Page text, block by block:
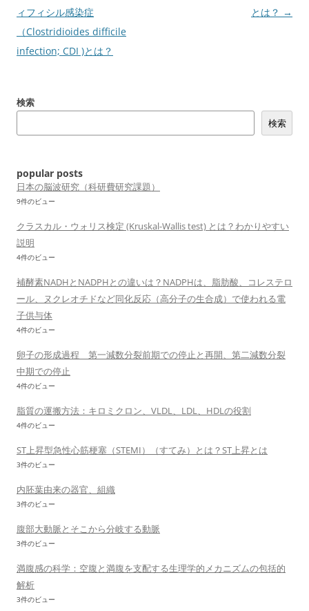
稿
ナ
ビ
シ
ィフィシル感染症
（Clostridioides difficile
infection; CDI )とは？
とは？ →
検索
検索
popular posts
日本の脳波研究（科研費研究課題）
9件のビュー
クラスカル・ウォリス検定 (Kruskal-Wallis test) とは？わかりやすい
説明
4件のビュー
補酵素NADHとNADPHとの違いは？NADPHは、脂肪酸、コレステロ
ール、ヌクレオチドなど同化反応（高分子の生合成）で使われる電
子供与体
4件のビュー
卵子の形成過程 第一減数分裂前期での停止と再開、第二減数分裂
中期での停止
4件のビュー
脂質の運搬方法：キロミクロン、VLDL、LDL、HDLの役割
4件のビュー
ST上昇型急性心筋梗塞（STEMI）（すてみ）とは？ST上昇とは
3件のビュー
内胚葉由来の器官、組織
3件のビュー
腹部大動脈とそこから分岐する動脈
3件のビュー
満腹感の科学：空腹と満腹を支配する生理学的メカニズムの包括的
解析
3件のビュー